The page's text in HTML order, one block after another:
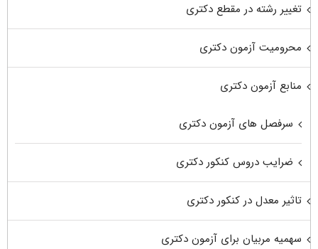
تغییر رشته در مقطع دکتری
محرومیت آزمون دکتری
منابع آزمون دکتری
سرفصل های آزمون دکتری
ضرایب دروس کنکور دکتری
تاثیر معدل در کنکور دکتری
سهمیه مربیان برای آزمون دکتری